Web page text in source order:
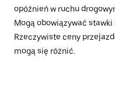
opóźnień w ruchu
Mogą obowiązywać stawki
Rzeczywiste ceny
mogą się różnić.